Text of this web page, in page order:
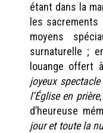
étant dans la
les
moyens
surnaturelle ;
louange offert
joyeux
l’Église en prière
d’heureuse
jour et toute la